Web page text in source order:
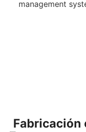
Fabricación